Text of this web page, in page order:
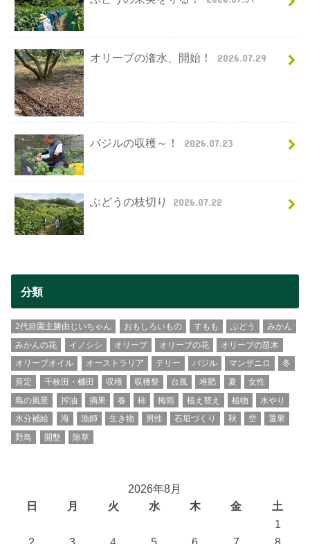
オリーブの潅水、開始！ 2026.07.29
バジルの収穫～！ 2026.07.23
ぶどうの枝切り 2026.07.22
分類
2代目園主勝由じいちゃん おもしろいもの すもも ぶどう
みかん
みかんの花
イノシシ オリーブ オリーブの花
オリーブの苗木
オリーブオイル
オーストラリア テリー バジル マンザニロ
冬
剪定
千枚田・棚田 収穫 収穫祭 台風 堆肥 夏
女性
島の風景
搾油 摘果 春 柿 梅雨 植え替え 植物
水やり
水分補給
海 漁師 生き物 男性 石垣づくり 秋 空
選果
野鳥
開墾 除草
2026年8月
日
月 火 水 木 金 土
1